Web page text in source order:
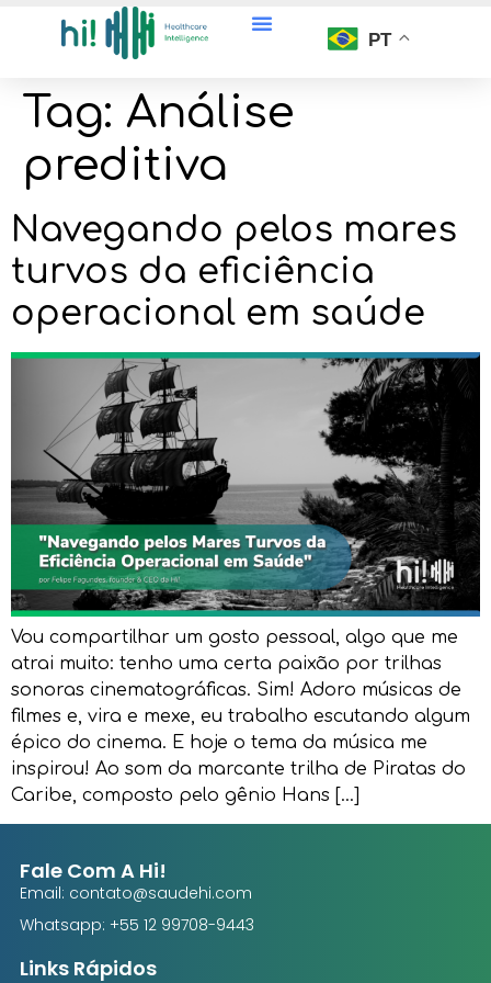
conteúdo
Tag: Análise
preditiva
Navegando pelos mares
turvos da eficiência
operacional em saúde
Vou compartilhar um gosto pessoal, algo que me
atrai muito: tenho uma certa paixão por trilhas
sonoras cinematográficas. Sim! Adoro músicas de
filmes e, vira e mexe, eu trabalho escutando algum
épico do cinema. E hoje o tema da música me
inspirou! Ao som da marcante trilha de Piratas do
Caribe, composto pelo gênio Hans […]
Links Rápidos
Fale Com A Hi!
Email: contato@saudehi.com
Whatsapp: +55 12 99708-9443
PT